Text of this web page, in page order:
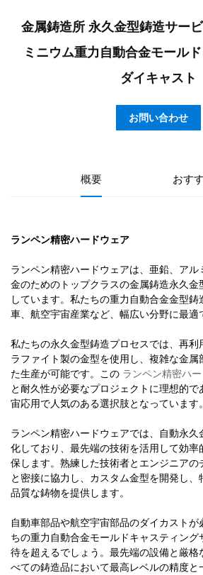
金属鋳造所 永久金型鋳造サー
ミニウム重力自動合金モール
ダイキャスト
お問い合わせ
概要 おす
ランペン精密ハードウェア
ランペン精密ハードウェアは、亜鉛、アル
金のためのトップクラスの金属鋳造永久
しています。私たちの重力自動合金金型
車、航空宇宙産業など、幅広い分野に最適
私たちの永久金型鋳造プロセスでは、再
ラファイト製の金型を使用し、複雑な金属
た生産が可能です。この ランペン精密ハ
と耐久性が必要なプロジェクトに理想的
宙応用で人気のある選択肢となっています。
ランペン精密ハードウェアでは、自動永
化しており、最先端の技術を活用して効
保します。熟練した技術者とエンジニアの
と密接に協力し、カスタム金型を開発し
品質な鋳物を提供します。
自動車部品や航空宇宙部品のダイカスト
ちの重力自動合金モールドキャスティング
待を超えるでしょう。最先端の設備と厳格
べての鋳造品において最高レベルの精度と